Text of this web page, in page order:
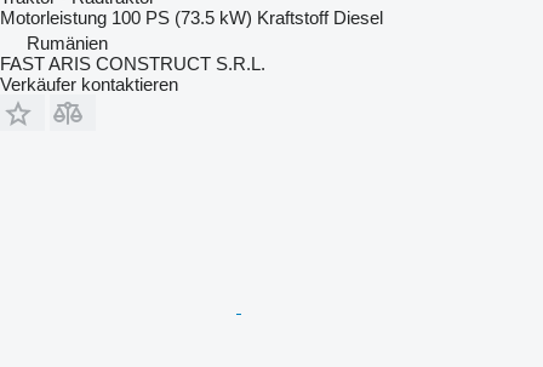
Motorleistung 100 PS (73.5 kW) Kraftstoff Diesel
Rumänien
FAST ARIS CONSTRUCT S.R.L.
Verkäufer kontaktieren